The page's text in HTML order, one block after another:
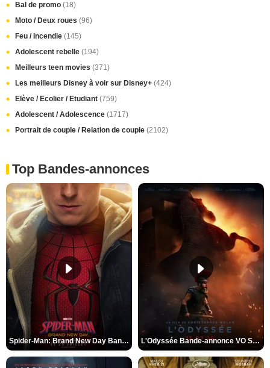
Bal de promo (18)
Moto / Deux roues (96)
Feu / Incendie (145)
Adolescent rebelle (194)
Meilleurs teen movies (371)
Les meilleurs Disney à voir sur Disney+ (424)
Elève / Ecolier / Etudiant (759)
Adolescent / Adolescence (1717)
Portrait de couple / Relation de couple (2102)
Top Bandes-annonces
Spider-Man: Brand New Day Bande-annonce VO STFR L'Odyssée Bande-annonce VO STFR